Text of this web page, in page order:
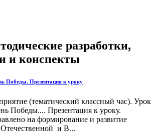
разработки,
и конспекты
Победы. Презентация к уроку
(тематический классный час). Урок
Победы.... Презентация к уроку.
на формирование и развитие
и В...